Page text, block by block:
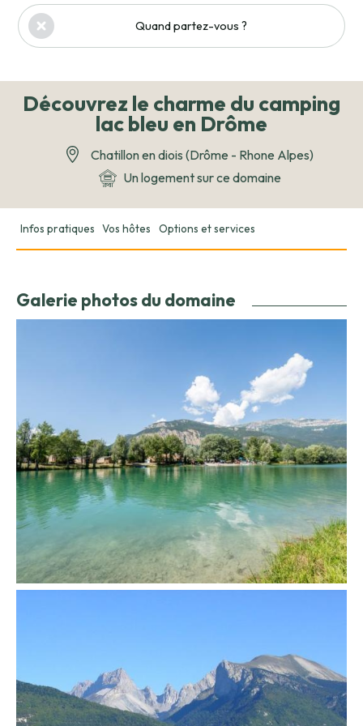
Quand partez-vous ?
Découvrez le charme du camping
lac bleu en Drôme
Chatillon en diois (Drôme - Rhone Alpes)
Un logement sur ce domaine
Infos pratiques Vos hôtes Options et services
Galerie photos du domaine